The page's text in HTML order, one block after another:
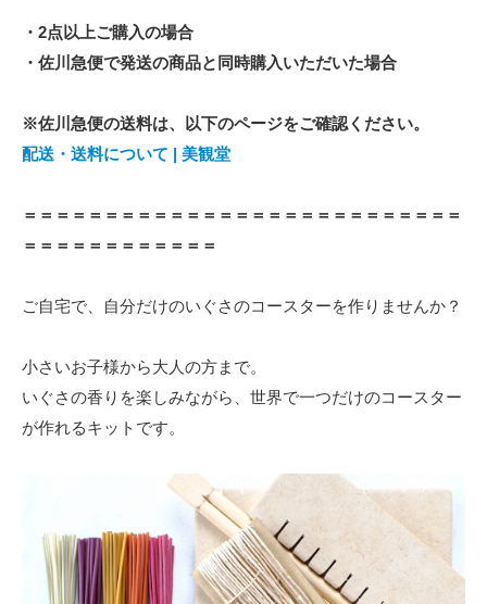
・2点以上ご購入の場合
・佐川急便で発送の商品と同時購入いただいた場合
※佐川急便の送料は、以下のページをご確認ください。
配送・送料について | 美観堂
＝＝＝＝＝＝＝＝＝＝＝＝＝＝＝＝＝＝＝＝＝＝＝＝＝＝＝
＝＝＝＝＝＝＝＝＝＝＝＝
ご自宅で、自分だけのいぐさのコースターを作りませんか？
小さいお子様から大人の方まで。
いぐさの香りを楽しみながら、世界で一つだけのコースター
が作れるキットです。